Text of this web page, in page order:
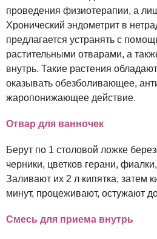
проведения физиотерапии, а
Хронический эндометрит в
предлагается устранять с
растительными отварами, а
внутрь. Такие растения
оказывать обезболивающее,
жаропонижающее действие.
Отвар для ванночек
Берут по 1 столовой ложке
черники, цветков герани,
Заливают их 2 л кипятка, затем
минут, процеживают, остужают
Смесь для приема внутрь